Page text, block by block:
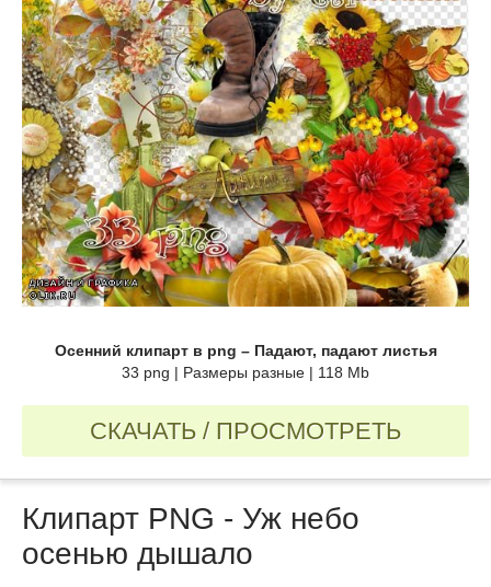
Осенний клипарт в png – Падают, падают листья
33 png | Размеры разные | 118 Mb
СКАЧАТЬ / ПРОСМОТРЕТЬ
Клипарт PNG - Уж небо
осенью дышало